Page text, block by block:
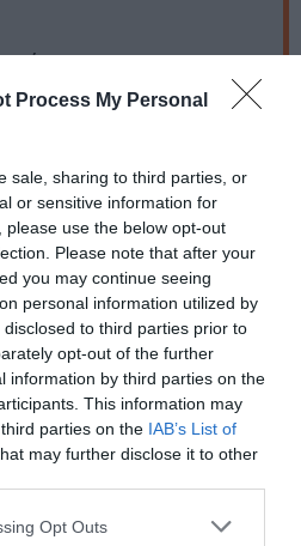
Process My Personal
sale, sharing to third parties, or
or sensitive information for
use the below opt-out
Please note that after your
you may continue seeing
personal information utilized by
to third parties prior to
opt-out of the further
information by third parties on the
This information may
parties on the IAB’s List of
may further disclose it to other
Opt Outs
στοGoogle Newsκαι
ειδήσεις
νέαγια την Τέχνη και τον
❯
ΕΙΚΑΣΤΙΚΕΣ ΕΚΘΕΣΕΙΣ